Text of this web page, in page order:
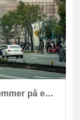
Taiwans gigantiske træer gemmer på enorm CO2-lagring